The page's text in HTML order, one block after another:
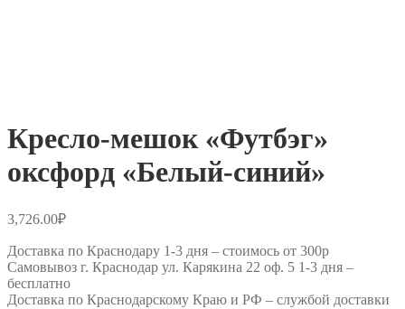
Кресло-мешок «Футбэг»
оксфорд «Белый-синий»
3,726.00₽
Доставка по Краснодару 1-3 дня – стоимось от 300р
Самовывоз г. Краснодар ул. Карякина 22 оф. 5 1-3 дня –
бесплатно
Доставка по Краснодарскому Краю и РФ – службой доставки